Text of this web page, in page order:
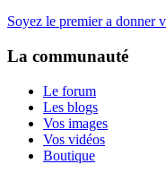
Soyez le premier a donner
La communauté
Le forum
Les blogs
Vos images
Vos vidéos
Boutique